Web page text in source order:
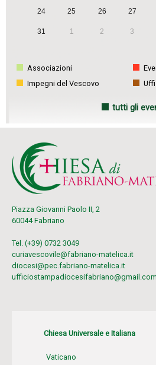
24 25 26 27
31 1 2 3
Associazioni
Impegni del Vescovo
tutti gli
Piazza Giovanni Paolo II, 2
60044 Fabriano
Tel. (+39) 0732 3049
curiavescovile@fabriano-matelica.it
diocesi@pec.fabriano-matelica.it
ufficiostampadiocesifabriano@gmail.com
Chiesa Universale e Italiana
Vaticano